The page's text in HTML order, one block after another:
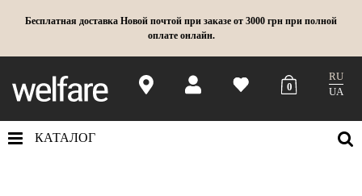
Бесплатная доставка Новой почтой при заказе от 3000 грн при полной
оплате онлайн.
0
RU
UA
КАТАЛОГ